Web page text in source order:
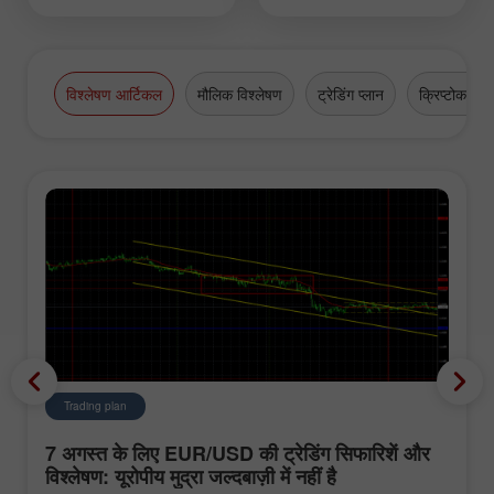
विश्लेषण आर्टिकल मौलिक विश्लेषण ट्रेडिंग प्लान क्रिप्टोकरेंसी
Trading plan
7 अगस्त के लिए EUR/USD की ट्रेडिंग सिफारिशें और
विश्लेषण: यूरोपीय मुद्रा जल्दबाज़ी में नहीं है